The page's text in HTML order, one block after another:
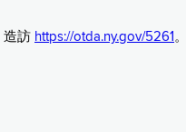
造訪 https://otda.ny.gov/5261 。